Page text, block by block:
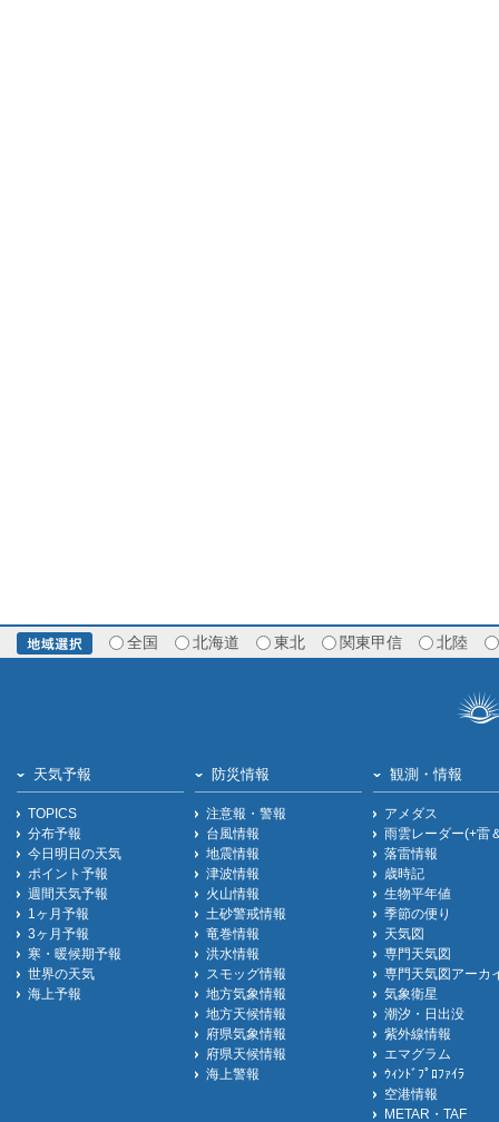
全国 北海道 東北 関東甲信 北陸
天気予報
TOPICS
分布予報
今日明日の天気
ポイント予報
週間天気予報
1ヶ月予報
3ヶ月予報
寒・暖候期予報
世界の天気
海上予報
防災情報
注意報・警報
台風情報
地震情報
津波情報
火山情報
土砂警戒情報
竜巻情報
洪水情報
スモッグ情報
地方気象情報
地方天候情報
府県気象情報
府県天候情報
海上警報
観測・情報
アメダス
雨雲レーダー(+雷
落雷情報
歳時記
生物平年値
季節の便り
天気図
専門天気図
専門天気図アーカ
気象衛星
潮汐・日出没
紫外線情報
エマグラム
ｳｨﾝﾄﾞﾌﾟﾛﾌｧｲﾗ
空港情報
METAR・TAF